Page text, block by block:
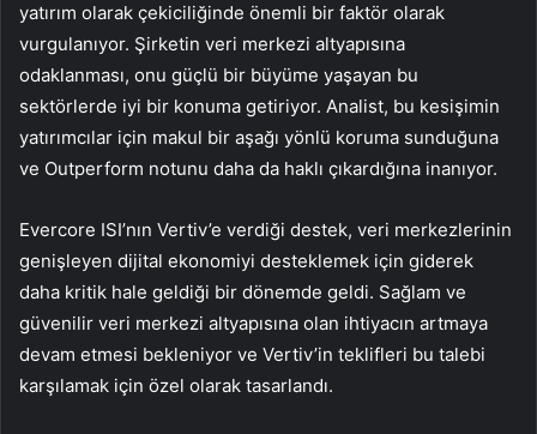
yatırım olarak çekiciliğinde önemli bir faktör olarak
vurgulanıyor. Şirketin veri merkezi altyapısına
odaklanması, onu güçlü bir büyüme yaşayan bu
sektörlerde iyi bir konuma getiriyor. Analist, bu kesişimin
yatırımcılar için makul bir aşağı yönlü koruma sunduğuna
ve Outperform notunu daha da haklı çıkardığına inanıyor.
Evercore ISI’nın Vertiv’e verdiği destek, veri merkezlerinin
genişleyen dijital ekonomiyi desteklemek için giderek
daha kritik hale geldiği bir dönemde geldi. Sağlam ve
güvenilir veri merkezi altyapısına olan ihtiyacın artmaya
devam etmesi bekleniyor ve Vertiv’in teklifleri bu talebi
karşılamak için özel olarak tasarlandı.